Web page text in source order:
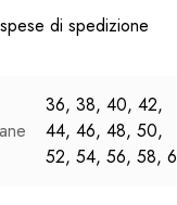
di spedizione
36, 38, 40, 42,
44, 46, 48, 50,
52, 54, 56, 58,